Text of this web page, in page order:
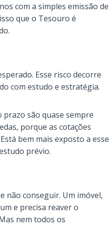
com a simples emissão de
que o Tesouro é
Esse risco decorre
com estudo e estratégia.
são quase sempre
porque as cotações
bem mais exposto a esse
prévio.
não conseguir. Um imóvel,
e precisa reaver o
nem todos os